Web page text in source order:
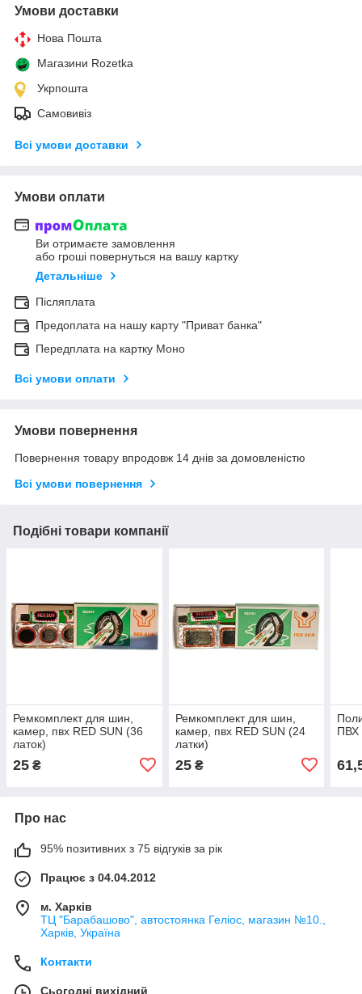
Умови доставки
Нова Пошта
Магазини Rozetka
Укрпошта
Самовивіз
Всі умови доставки
Умови оплати
Ви отримаєте замовлення
або гроші повернуться на вашу картку
Детальніше
Післяплата
Предоплата на нашу карту "Приват банка"
Передплата на картку Моно
Всі умови оплати
Умови повернення
Повернення товару впродовж 14 днів за домовленістю
Всі умови повернення
Подібні товари компанії
Ремкомплект для шин,
камер, пвх RED SUN (36
латок)
25 ₴
Ремкомплект для шин,
камер, пвх RED SUN (24
латки)
25₴
ПВХ
Про нас
95% позитивних з 75 відгуків за рік
Працює з 04.04.2012
м. Харків
ТЦ "Барабашово", автостоянка Геліос, магазин №10.,
Харків, Україна
Контакти
Сьогодні вихідний